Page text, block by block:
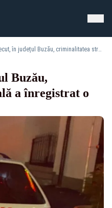
Anul trecut, în județul Buzău, criminalitatea stradală a înregistrat o creştere
Buzău,
a înregistrat o